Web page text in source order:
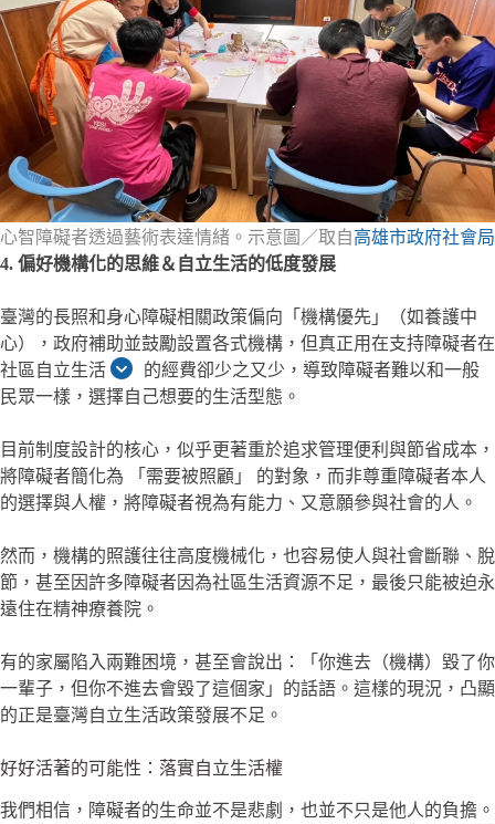
心智障礙者透過藝術表達情緒。示意圖／取自高雄市政府社會局
4. 偏好機構化的思維＆自立生活的低度發展
臺灣的長照和身心障礙相關政策偏向「機構優先」（如養護中
心），政府補助並鼓勵設置各式機構，但真正用在支持障礙者在
社區自立生活
的經費卻少之又少，導致障礙者難以和一般
民眾一樣，選擇自己想要的生活型態。
目前制度設計的核心，似乎更著重於追求管理便利與節省成本，
將障礙者簡化為 「需要被照顧」 的對象，而非尊重障礙者本人
的選擇與人權，將障礙者視為有能力、又意願參與社會的人。
然而，機構的照護往往高度機械化，也容易使人與社會斷聯、脫
節，甚至因許多障礙者因為社區生活資源不足，最後只能被迫永
遠住在精神療養院。
有的家屬陷入兩難困境，甚至會說出：「你進去（機構）毀了你
一輩子，但你不進去會毀了這個家」的話語。這樣的現況，凸顯
的正是臺灣自立生活政策發展不足。
好好活著的可能性：落實自立生活權
我們相信，障礙者的生命並不是悲劇，也並不只是他人的負擔。